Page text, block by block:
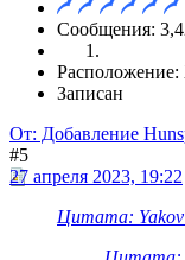
Сообщения:
Записан
От: Добавление
#5
27 апреля 2023, 19:22
Цитата: Yakov